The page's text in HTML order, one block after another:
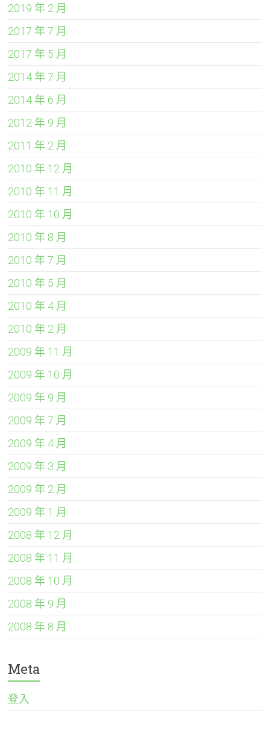
2019 年 2 月
2017 年 7 月
2017 年 5 月
2014 年 7 月
2014 年 6 月
2012 年 9 月
2011 年 2 月
2010 年 12 月
2010 年 11 月
2010 年 10 月
2010 年 8 月
2010 年 7 月
2010 年 5 月
2010 年 4 月
2010 年 2 月
2009 年 11 月
2009 年 10 月
2009 年 9 月
2009 年 7 月
2009 年 4 月
2009 年 3 月
2009 年 2 月
2009 年 1 月
2008 年 12 月
2008 年 11 月
2008 年 10 月
2008 年 9 月
2008 年 8 月
Meta
登入